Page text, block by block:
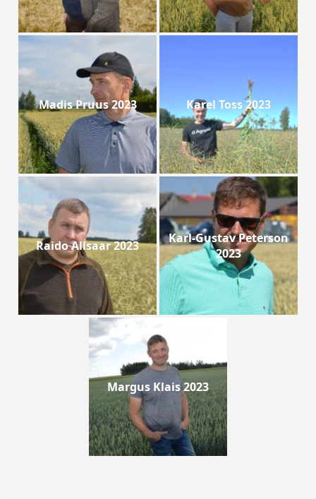
Madis Pruus 2023 Karel Toss 2023
Raido Allsaar 2023
Karl-Gustav Peterson
2023
Margus Klais 2023